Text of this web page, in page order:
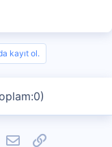
kayıt ol.
E-postaLink